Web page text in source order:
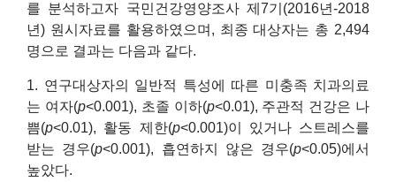
를 분석하고자 국민건강영양조사 제7기(2016년-2018
년) 원시자료를 활용하였으며, 최종 대상자는 총 2,494
명으로 결과는 다음과 같다.
1. 연구대상자의 일반적 특성에 따른 미충족 치과의료
는 여자(p<0.001), 초졸 이하(p<0.01), 주관적 건강은 나
쁨(p<0.01), 활동 제한(p<0.001)이 있거나 스트레스를
받는 경우(p<0.001), 흡연하지 않은 경우(p<0.05)에서
높았다.